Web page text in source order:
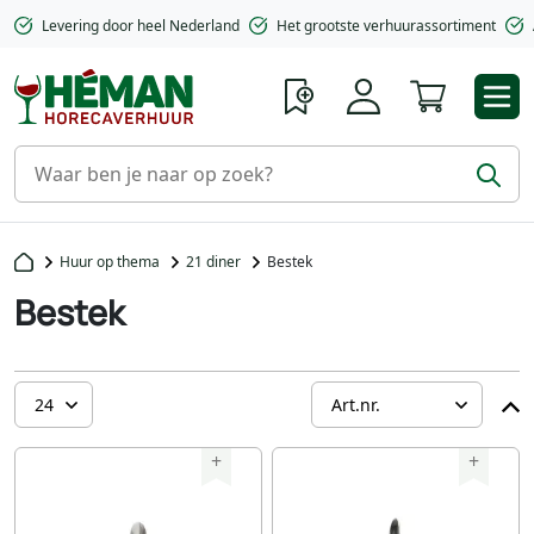
Levering door heel Nederland Het grootste verhuurassortiment
Huur op thema 21 diner Bestek
Bestek
+ +